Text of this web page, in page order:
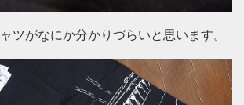
ツがなにか分かりづらいと思います。